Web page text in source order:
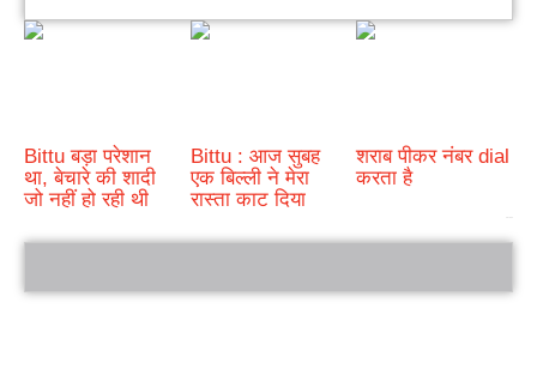
Bittu बड़ा परेशान
था, बेचारे की शादी
जो नहीं हो रही थी
Bittu : आज सुबह
एक बिल्ली ने मेरा
रास्ता काट दिया
शराब पीकर नंबर dial
करता है